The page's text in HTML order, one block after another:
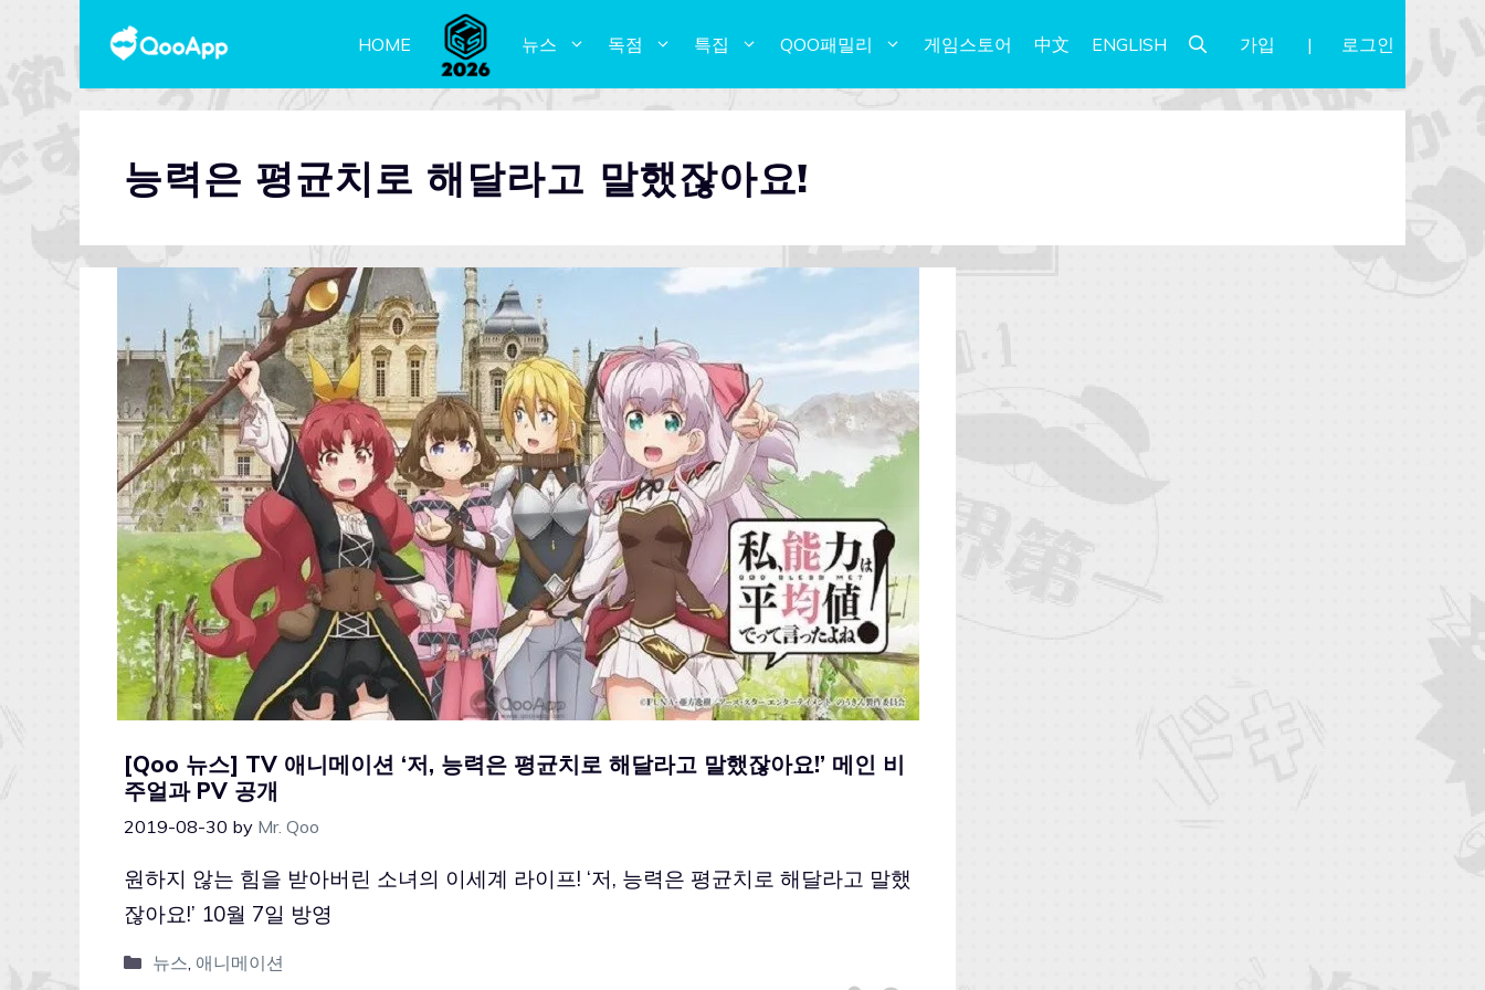
HOME 뉴스 독점 특집 QOO패밀리 게임스토어 中文 ENGLISH 가입 로그인
능력은 평균치로 해달라고 말했잖아요!
[Qoo 뉴스] TV 애니메이션 ‘저, 능력은 평균치로 해달라고 말했잖아요!’ 메인 비
주얼과 PV 공개
2019-08-30 by Mr. Qoo
원하지 않는 힘을 받아버린 소녀의 이세계 라이프! ‘저, 능력은 평균치로 해달라고 말했
잖아요!’ 10월 7일 방영
뉴스, 애니메이션